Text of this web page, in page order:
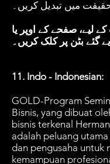
لیے، صفحے کے اوپر یا
گئے بٹن پر کلک کریں۔
11. Indo - Indonesian:
GOLD-Program
Bisnis, yang dibuat
bisnis terkenal
adalah peluang
dan pengusaha untuk
kemampuan